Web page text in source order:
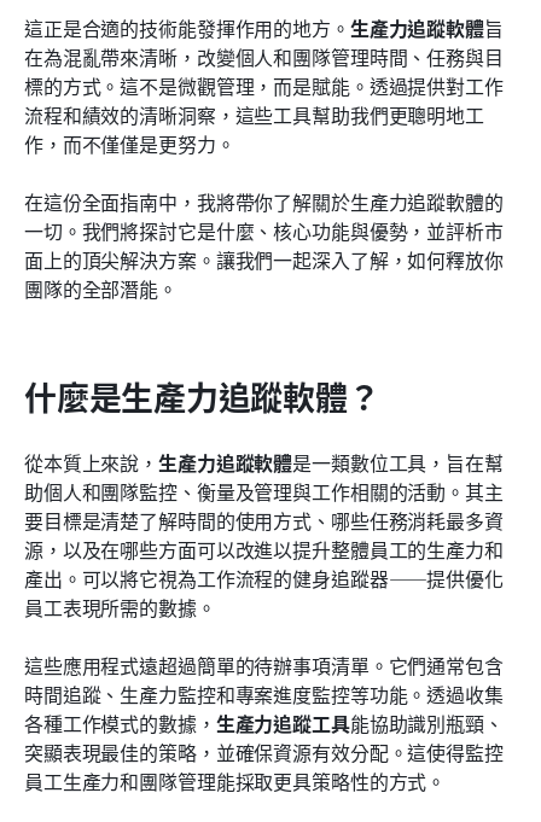
這正是合適的技術能發揮作用的地方。 生產力追蹤軟體旨
在為混亂帶來清晰，改變個人和團隊管理時間、任務與目
標的方式。這不是微觀管理，而是賦能。透過提供對工作
流程和績效的清晰洞察，這些工具幫助我們更聰明地工
作，而不僅僅是更努力。
在這份全面指南中，我將帶你了解關於生產力追蹤軟體的
一切。我們將探討它是什麼、核心功能與優勢，並評析市
面上的頂尖解決方案。讓我們一起深入了解，如何釋放你
團隊的全部潛能。
什麼是生產力追蹤軟體？
從本質上來說，生產力追蹤軟體是一類數位工具，旨在幫
助個人和團隊監控、衡量及管理與工作相關的活動。其主
要目標是清楚了解時間的使用方式、哪些任務消耗最多資
源，以及在哪些方面可以改進以提升整體員工的生產力和
產出。可以將它視為工作流程的健身追蹤器——提供優化
員工表現所需的數據。
這些應用程式遠超過簡單的待辦事項清單。它們通常包含
時間追蹤、生產力監控和專案進度監控等功能。透過收集
各種工作模式的數據， 生產力追蹤工具能協助識別瓶頸、
突顯表現最佳的策略，並確保資源有效分配。這使得監控
員工生產力和團隊管理能採取更具策略性的方式。
相關閱讀